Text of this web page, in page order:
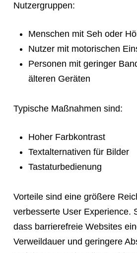
Nutzergruppen:
Menschen mit Seh oder
Nutzer mit motorischen
Personen mit geringer
älteren Geräten
Typische Maßnahmen sind:
Hoher Farbkontrast
Textalternativen für Bilder
Tastaturbedienung
Vorteile sind eine größere
verbesserte User Experience.
dass barrierefreie Websites
Verweildauer und geringere